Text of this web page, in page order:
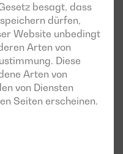
besagt, dass
dürfen,
Website unbedingt
Arten von
Diese
Arten von
von Diensten
Seiten erscheinen.
über diesen
gehalten zu werden